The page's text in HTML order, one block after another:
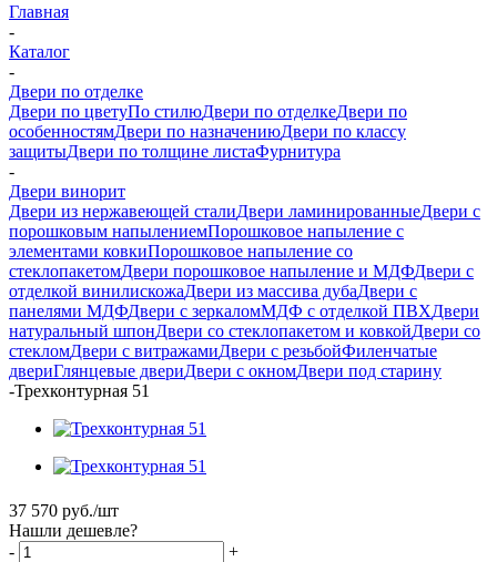
Главная
-
Каталог
-
Двери по отделке
Двери по цветуПо стилюДвери по отделкеДвери по
особенностямДвери по назначениюДвери по классу
защитыДвери по толщине листаФурнитура
-
Двери винорит
Двери из нержавеющей сталиДвери ламинированныеДвери с
порошковым напылениемПорошковое напыление с
элементами ковкиПорошковое напыление со
стеклопакетомДвери порошковое напыление и МДФДвери с
отделкой винилискожаДвери из массива дубаДвери с
панелями МДФДвери с зеркаломМДФ с отделкой ПВХДвери
натуральный шпонДвери со стеклопакетом и ковкойДвери со
стекломДвери с витражамиДвери с резьбойФиленчатые
двериГлянцевые двериДвери с окномДвери под старину
-Трехконтурная 51
37 570 руб./шт
Нашли дешевле?
-
+